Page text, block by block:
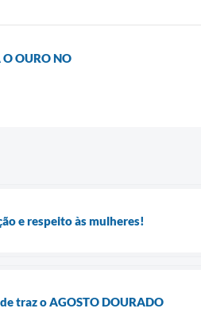
O OURO NO
e respeito às mulheres!
traz o AGOSTO DOURADO